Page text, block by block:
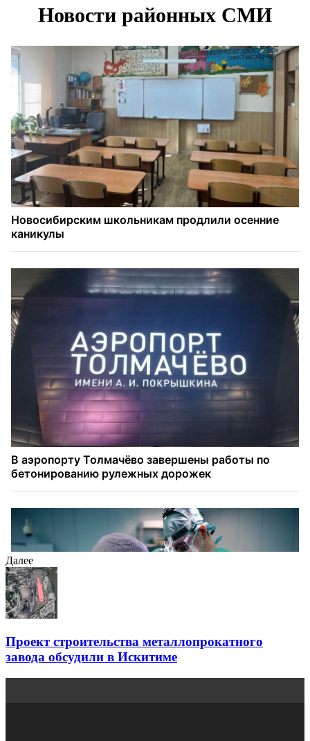
Далее
Проект строительства металлопрокатного
завода обсудили в Искитиме